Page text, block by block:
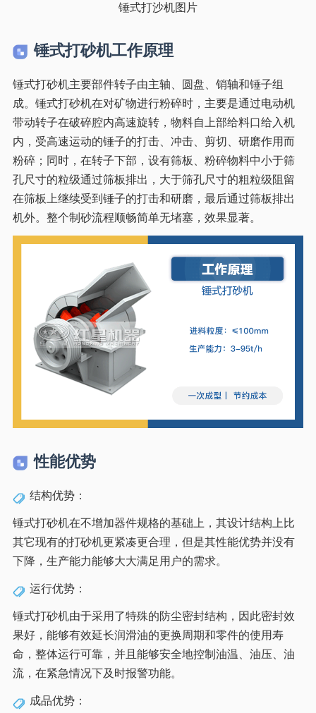
锤式打沙机图片
锤式打砂机工作原理
锤式打砂机主要部件转子由主轴、圆盘、销轴和锤子组
成。锤式打砂机在对矿物进行粉碎时，主要是通过电动机
带动转子在破碎腔内高速旋转，物料自上部给料口给入机
内，受高速运动的锤子的打击、冲击、剪切、研磨作用而
粉碎；同时，在转子下部，设有筛板、粉碎物料中小于筛
孔尺寸的粒级通过筛板排出，大于筛孔尺寸的粗粒级阻留
在筛板上继续受到锤子的打击和研磨，最后通过筛板排出
机外。整个制砂流程顺畅简单无堵塞，效果显著。
性能优势
结构优势：
锤式打砂机在不增加器件规格的基础上，其设计结构上比
其它现有的打砂机更紧凑更合理，但是其性能优势并没有
下降，生产能力能够大大满足用户的需求。
运行优势：
锤式打砂机由于采用了特殊的防尘密封结构，因此密封效
果好，能够有效延长润滑油的更换周期和零件的使用寿
命，整体运行可靠，并且能够安全地控制油温、油压、油
流，在紧急情况下及时报警功能。
成品优势：